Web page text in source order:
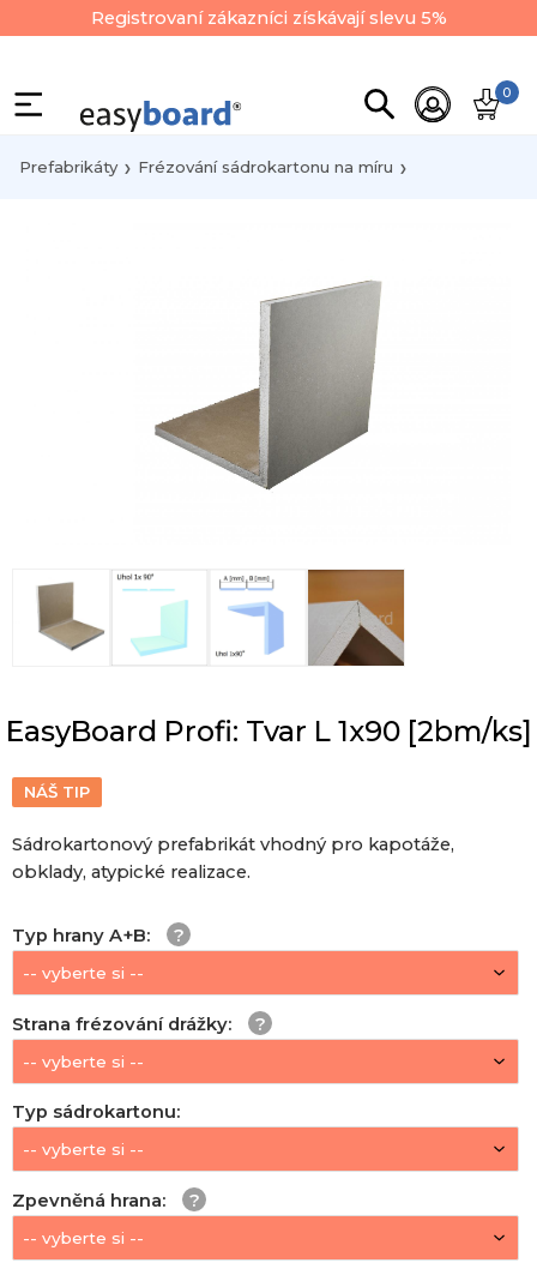
Registrovaní zákazníci získávají slevu 5%
0
Prefabrikáty Frézování sádrokartonu na míru
EasyBoard Profi: Tvar L 1x90 [2bm/ks]
NÁŠ TIP
Sádrokartonový prefabrikát vhodný pro kapotáže,
obklady, atypické realizace.
Typ hrany A+B:
Strana frézování drážky:
Typ sádrokartonu:
Zpevněná hrana: